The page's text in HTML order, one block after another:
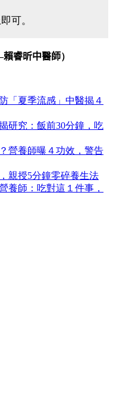
可。
賴睿昕中醫師）
「夏季流感」中醫揭４
研究：飯前30分鐘，吃
營養師曝４功效，警告
親授5分鐘零碎養生法
養師：吃對這１件事，